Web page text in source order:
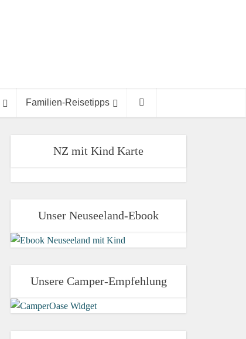
Familien-Reisetipps
NZ mit Kind Karte
Unser Neuseeland-Ebook
Unsere Camper-Empfehlung